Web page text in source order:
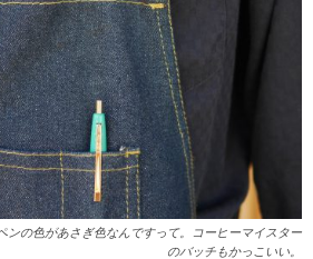
ンの色があさぎ色なんですって。コーヒーマイスター
のバッチもかっこいい。